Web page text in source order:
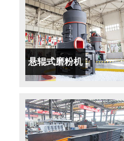
悬辊式磨粉机